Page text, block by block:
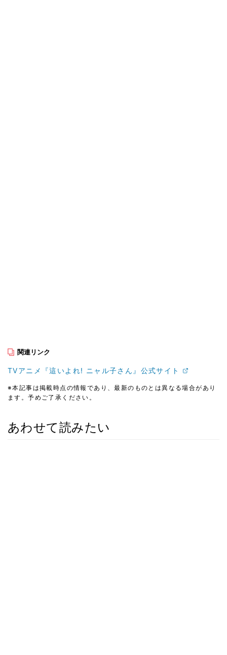
関連リンク
TVアニメ『這いよれ! ニャル子さん』公式サイト
※本記事は掲載時点の情報であり、最新のものとは異なる場合があり
ます。予めご了承ください。
あわせて読みたい